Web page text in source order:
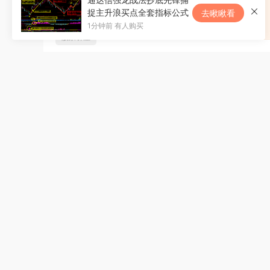
捉主升浪买点全套指标公式
1分钟前 有人购买
去瞅瞅看